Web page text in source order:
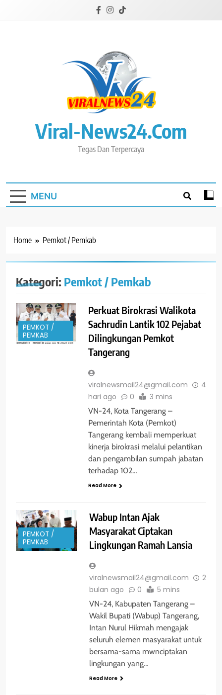
Viral-News24.com
Tegas Dan Terpercaya
MENU
Home Pemkot / Pemkab
Kategori: Pemkot / Pemkab
PEMKOT /
PEMKAB
Perkuat Birokrasi Walikota
Sachrudin Lantik 102 Pejabat
Dilingkungan Pemkot
Tangerang
viralnewsmail24@gmail.com
4
hari ago
0 3 mins
VN-24, Kota Tangerang –
Pemerintah Kota (Pemkot)
Tangerang kembali memperkuat
kinerja birokrasi melalui pelantikan
dan pengambilan sumpah jabatan
terhadap 102…
Read More
PEMKOT /
PEMKAB
Wabup Intan Ajak
Masyarakat Ciptakan
Lingkungan Ramah Lansia
viralnewsmail24@gmail.com
2
bulan ago
0 5 mins
VN-24, Kabupaten Tangerang –
Wakil Bupati (Wabup) Tangerang,
Intan Nurul Hikmah mengajak
seluruh elemen masyarakat untuk
bersama-sama mwnciptakan
lingkungan yang…
Read More